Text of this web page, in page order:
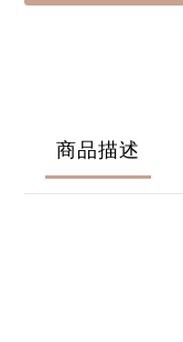
商品描述